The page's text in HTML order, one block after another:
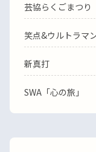
芸協らくごまつり
笑点&ウルトラマ
新真打
SWA「心の旅」